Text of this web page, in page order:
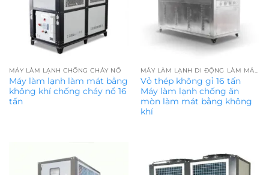
MÁY LÀM LẠNH CHỐNG CHÁY NỔ
Máy làm lạnh làm mát bằng
không khí chống cháy nổ 16
tấn
MÁY LÀM LẠNH DI ĐỘNG LÀM MÁT BẰNG KHÔNG KHÍ
Vỏ thép không gỉ 16 tấn
Máy làm lạnh chống ăn
mòn làm mát bằng không
khí